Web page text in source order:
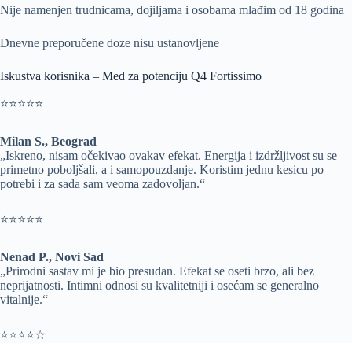
Nije namenjen trudnicama, dojiljama i osobama mlađim od 18 godina
Dnevne preporučene doze nisu ustanovljene
Iskustva korisnika – Med za potenciju Q4 Fortissimo
⭐⭐⭐⭐⭐
Milan S., Beograd
„Iskreno, nisam očekivao ovakav efekat. Energija i izdržljivost su se
primetno poboljšali, a i samopouzdanje. Koristim jednu kesicu po
potrebi i za sada sam veoma zadovoljan.“
⭐⭐⭐⭐⭐
Nenad P., Novi Sad
„Prirodni sastav mi je bio presudan. Efekat se oseti brzo, ali bez
neprijatnosti. Intimni odnosi su kvalitetniji i osećam se generalno
vitalnije.“
⭐⭐⭐⭐☆